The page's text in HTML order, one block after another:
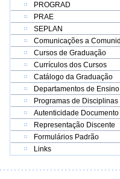
PROGRAD
PRAE
SEPLAN
Comunicações a
Cursos de Graduação
Currículos dos Cursos
Catálogo da Graduação
Departamentos de Ensino
Programas de Disciplinas
Autenticidade Documento
Representação Discente
Formulários Padrão
Links